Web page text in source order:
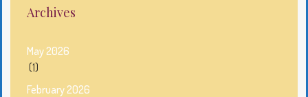
Archives
May 2026
(1)
February 2026